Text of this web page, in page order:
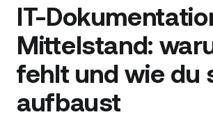
IT-
Mittelstand:
fehlt und wie du
aufbaust